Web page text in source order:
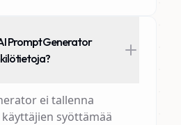
Prompt Generator
ei tallenna
syöttämää